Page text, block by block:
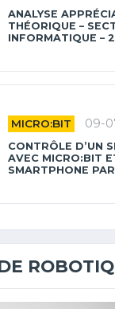
ANALYSE
THÉORIQUE –
INFORMATIQUE –
MICRO:BIT 09-
CONTRÔLE D’UN
AVEC MICRO:BIT
SMARTPHONE